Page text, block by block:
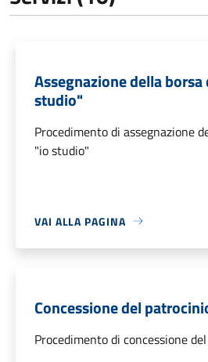
Assegnazione della
studio"
Procedimento di assegnazione
"io studio"
VAI ALLA PAGINA
Concessione del
Procedimento di concessione